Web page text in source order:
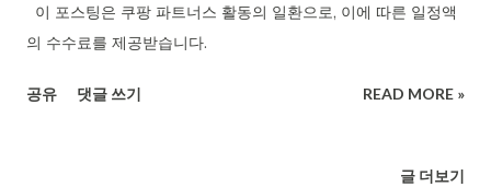
이 포스팅은 쿠팡 파트너스 활동의 일환으로, 이에 따른 일정액
의 수수료를 제공받습니다.
공유 댓글 쓰기 READ MORE »
글 더보기